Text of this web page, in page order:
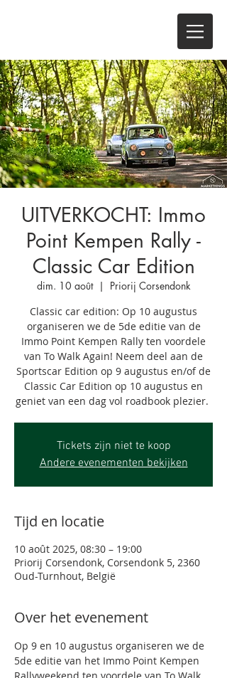
UITVERKOCHT: Immo
Point Kempen Rally -
Classic Car Edition
dim. 10 août
  |
Priorij Corsendonk
Classic car edition: Op 10 augustus
organiseren we de 5de editie van de
Immo Point Kempen Rally ten voordele
van To Walk Again! Neem deel aan de
Sportscar Edition op 9 augustus en/of de
Classic Car Edition op 10 augustus en
geniet van een dag vol roadbook plezier.
Tickets zijn niet te koop
Andere evenementen bekijken
Tijd en locatie
10 août 2025, 08:30 – 19:00
Priorij Corsendonk, Corsendonk 5, 2360
Oud-Turnhout, België
Over het evenement
Op 9 en 10 augustus organiseren we de
5de editie van het Immo Point Kempen